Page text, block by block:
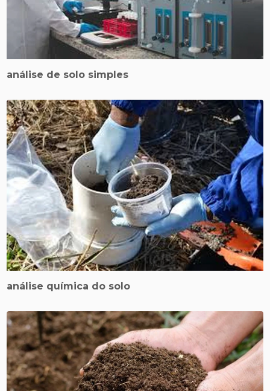
análise de solo simples
análise química do solo